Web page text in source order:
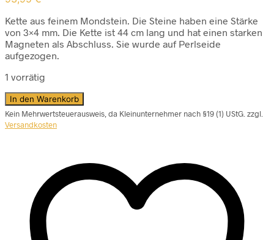
Kette aus feinem Mondstein. Die Steine haben eine Stärke
von 3×4 mm. Die Kette ist 44 cm lang und hat einen starken
Magneten als Abschluss. Sie wurde auf Perlseide
aufgezogen.
1 vorrätig
In den Warenkorb
Kein Mehrwertsteuerausweis, da Kleinunternehmer nach §19 (1) UStG. zzgl.
Versandkosten